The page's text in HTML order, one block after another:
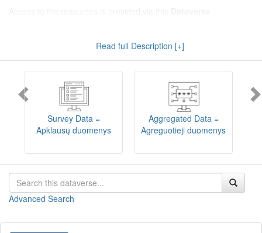
implemented). LiDA curates different types of resources and they
are published into catalogues according to the type:Survey Data,
Interview Data,Aggregated Data
(including Historical Statistics),
, andEncoded Data
(including News Media Studies).
Also, LiDA holds collections of data produced in large national
projets (
Large Project Data
) as well as social sciences and
humanities data deposited by Lithuanian science and higher
education institutions and Lithuanian governmental institutions
Depositors interested in deposit of their data into the LiDA
Lietuvos humanitarinių ir socialinių mokslų duomenų
Read full Description [+]
Survey Data =
Apklausų duomenys
Aggregated Data =
Agreguotieji duomenys
Advanced Search